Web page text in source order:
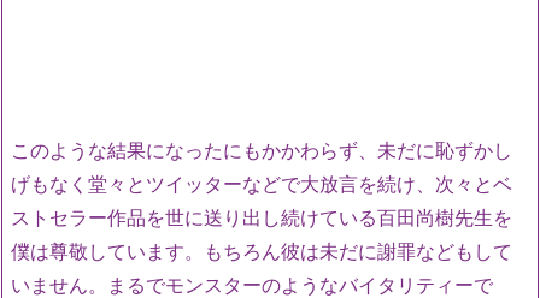
このような結果になったにもかかわらず、未だに恥ずかし
げもなく堂々とツイッターなどで大放言を続け、次々とベ
ストセラー作品を世に送り出し続けている百田尚樹先生を
僕は尊敬しています。もちろん彼は未だに謝罪などもして
いません。まるでモンスターのようなバイタリティーで